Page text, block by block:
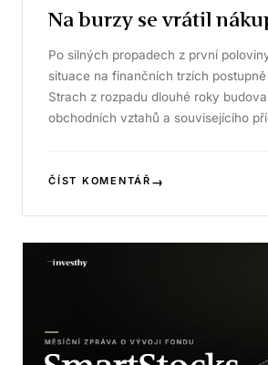
Na burzy se vrátil
Po silných propadech z první
situace na finančních trzích postupně
Strach z rozpadu dlouhé roky
obchodních vztahů a souvisejícího
ČÍST KOMENTÁŘ →